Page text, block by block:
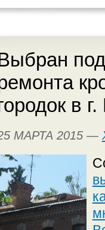
в
МАРТА 2015 —